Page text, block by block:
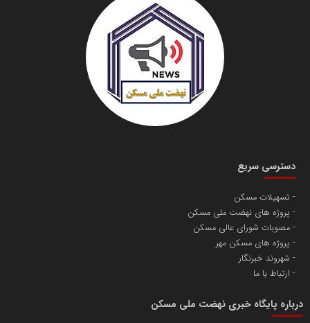
دسترسی سریع
تسهیلات مسکن
پروژه های نهضت ملی مسکن
مصوبات شورای عالی مسکن
پروژه های مسکن مهر
شهروند خبرنگار
ارتباط با ما
درباره پایگاه خبری نهضت ملی مسکن